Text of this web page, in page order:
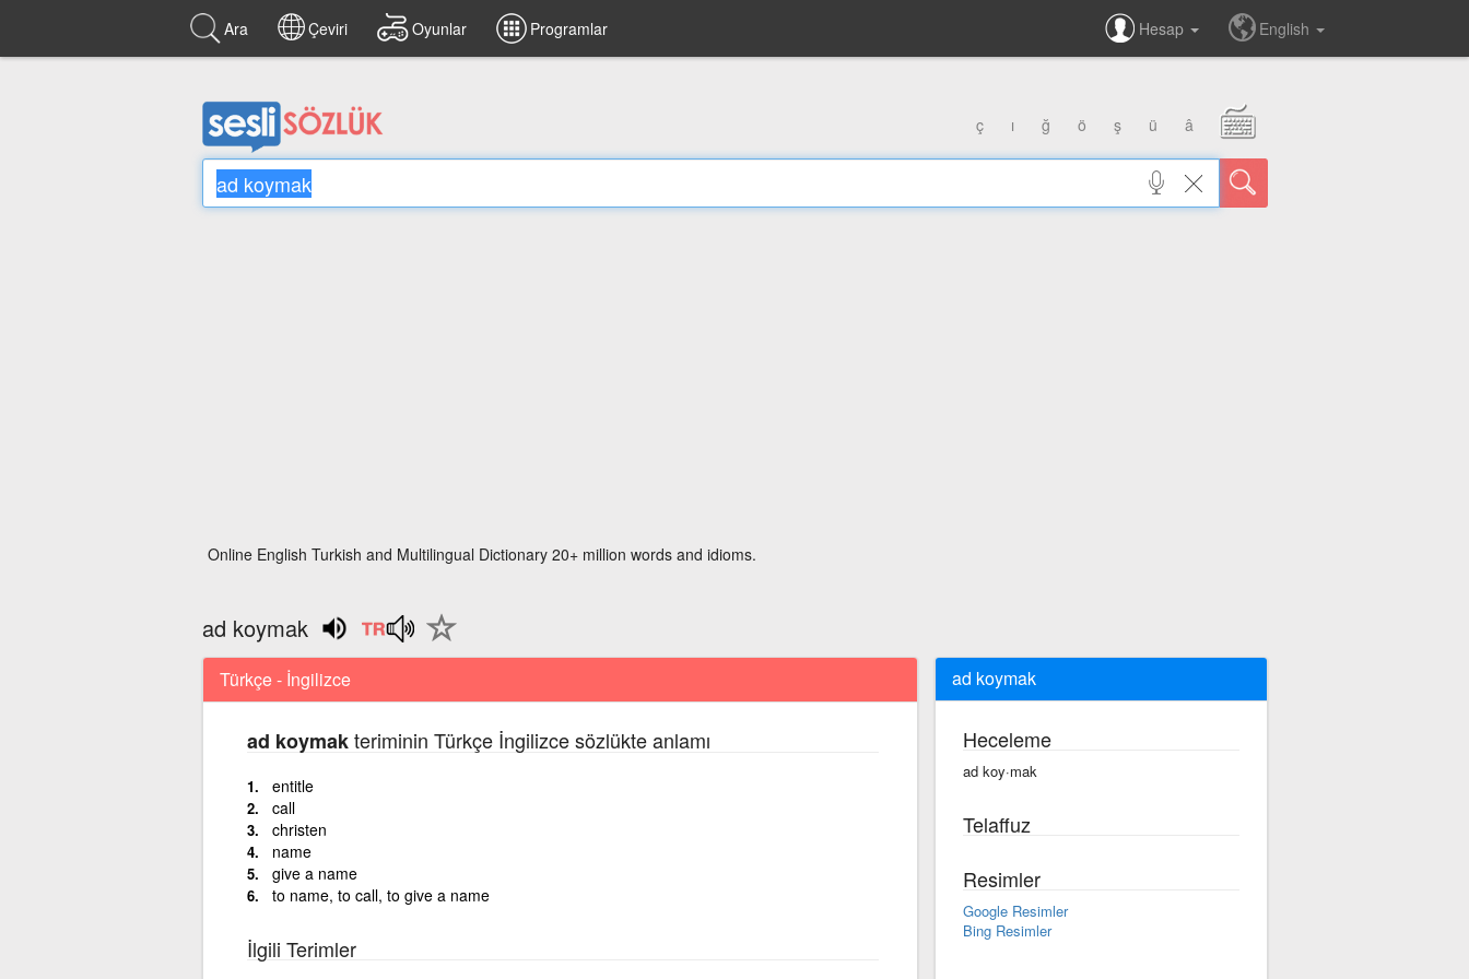
Ara Çeviri Oyunlar Programlar Hesap English
ç ı ğ ö ş ü â
Online English Turkish and Multilingual Dictionary 20+ million words and idioms.
ad koymak
Türkçe - İngilizce
ad koymakteriminin Türkçe İngilizce sözlükte anlamı
entitle
call
christen
name
give a name
to name, to call, to give a name
İlgili Terimler
ad koymak
Heceleme
ad koy·mak
Telaffuz
Resimler
Google Resimler
Bing Resimler